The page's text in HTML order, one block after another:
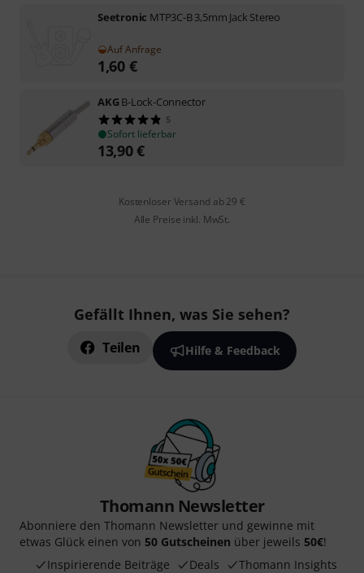
Seetronic MTP3C-B 3,5mm Jack Stereo
Auf Anfrage
1,60 €
AKGB-Lock-Connector
5
Sofort lieferbar
13,90€
Kostenloser Versand ab 29 €
Alle Preise inkl. MwSt.
Gefällt Ihnen, was Sie sehen?
Teilen Hilfe & Feedback
Thomann Newsletter
Abonniere den Thomann Newsletter und gewinne mit
etwas Glück einen von 50 Gutscheinen über jeweils 50€!
Inspirierende Beiträge
Deals Thomann Insights